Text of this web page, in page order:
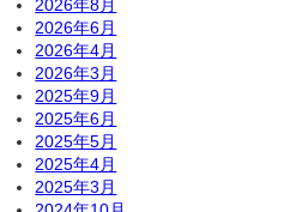
2026年8月
2026年6月
2026年4月
2026年3月
2025年9月
2025年6月
2025年5月
2025年4月
2025年3月